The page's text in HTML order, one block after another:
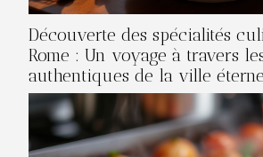
Découverte des spécialités
Rome : Un voyage à travers
authentiques de la ville